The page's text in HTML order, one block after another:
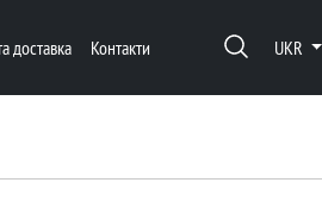
доставка Контакти UKR